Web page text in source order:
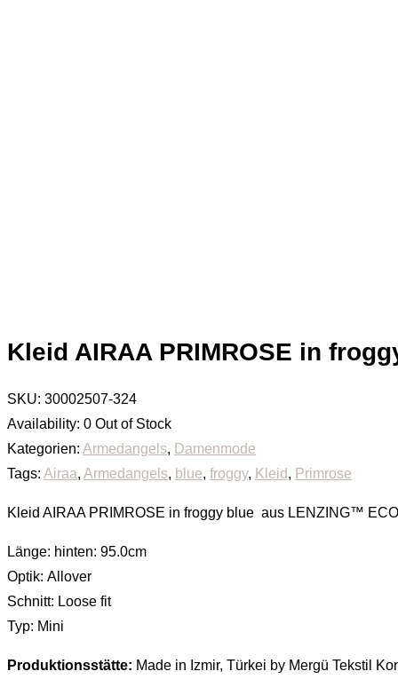
Kleid AIRAA PRIMROSE in
SKU: 30002507-324
Availability: 0 Out of Stock
Kategorien: Armedangels, Damenmode
Tags: Airaa, Armedangels, blue, froggy, Kleid, Primrose
Kleid AIRAA PRIMROSE in froggy blue aus LENZING™
Länge: hinten: 95.0cm
Optik: Allover
Schnitt: Loose fit
Typ: Mini
Produktionsstätte: Made in Izmir, Türkei by Mergü Tekstil